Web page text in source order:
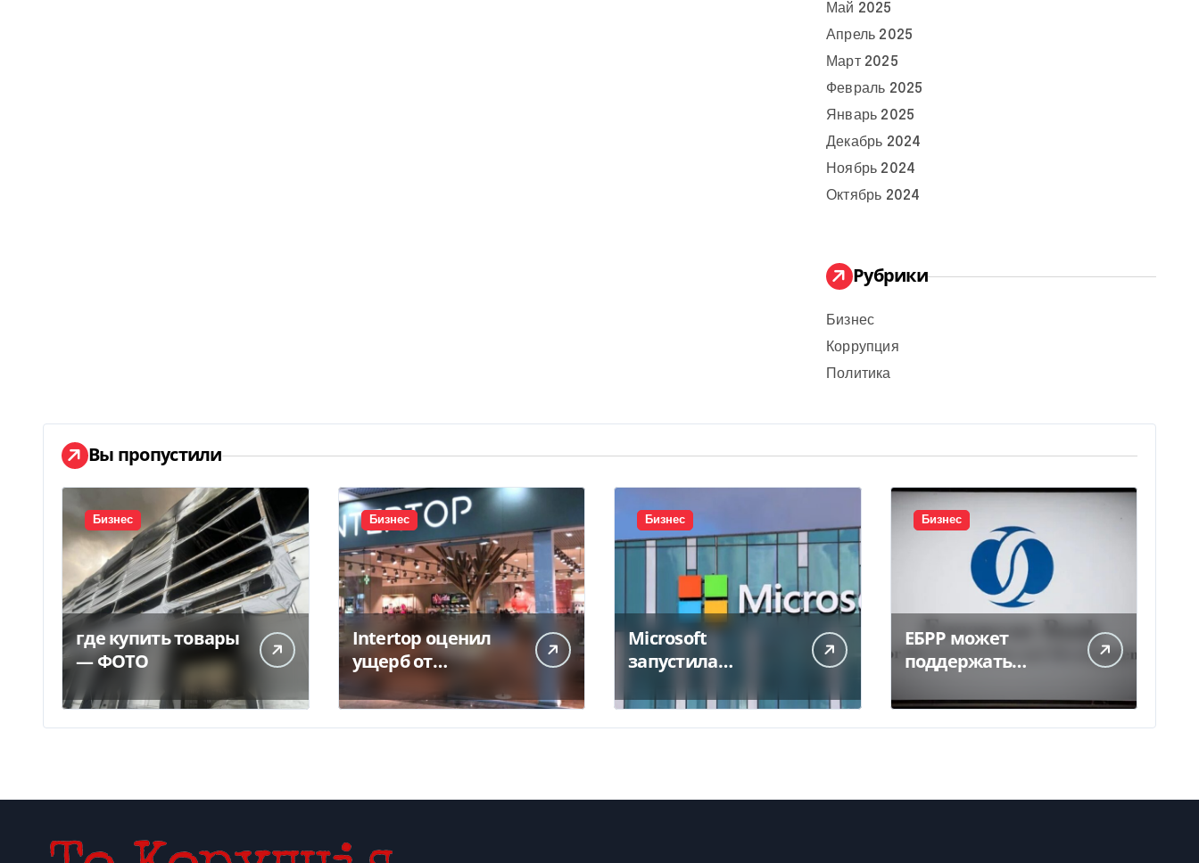
Май 2025
Апрель 2025
Март 2025
Февраль 2025
Январь 2025
Декабрь 2024
Ноябрь 2024
Октябрь 2024
Рубрики
Бизнес
Коррупция
Политика
Вы пропустили
Бизнес
где купить товары
— ФОТО
Бизнес
Intertop оценил
ущерб от
склада в 450 млн
грн
Бизнес
Microsoft
запустила
центр в Индии за
$20,5 миллиарда
Бизнес
ЕБРР может
поддержать
украинского
бизнеса на 300 млн